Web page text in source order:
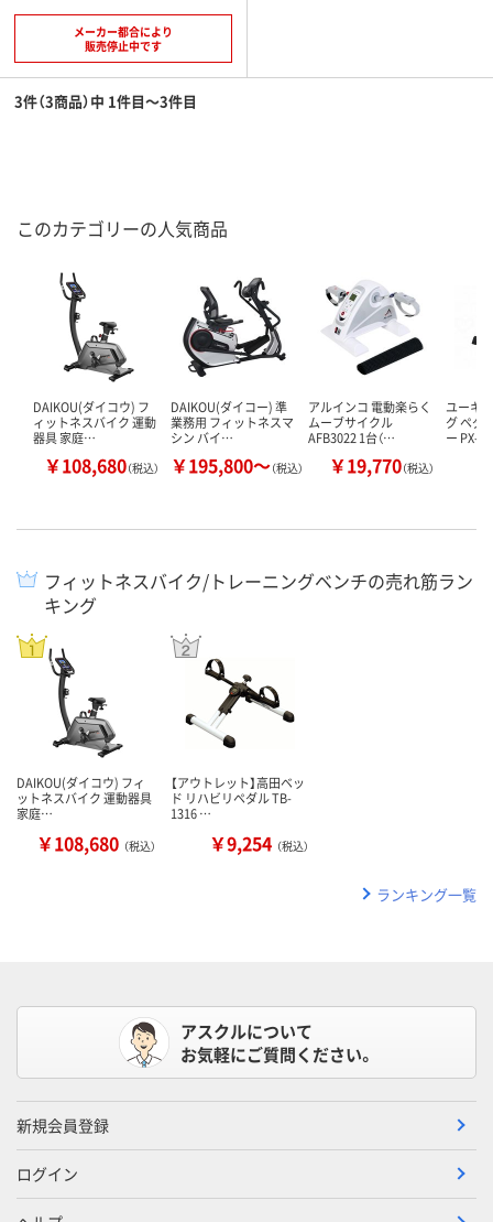
メーカー都合により
販売停止中です
3件（3商品）中 1件目～3件目
このカテゴリーの人気商品
DAIKOU(ダイコウ) フ
ィットネスバイク 運動
器具 家庭…
￥108,680（税込）
DAIKOU(ダイコー) 準
業務用 フィットネスマ
シン バイ…
￥195,800～（税込）
アルインコ 電動楽らく
ムーブサイクル
AFB3022 1台（…
￥19,770（税込）
ユーキ
グ ペダ
ー PX-
フィットネスバイク/トレーニングベンチの売れ筋ラン
キング
DAIKOU(ダイコウ) フィ
ットネスバイク 運動器具
家庭…
￥108,680 （税込）
【アウトレット】高田ベッ
ド リハビリペダル TB-
1316 …
￥9,254 （税込）
ランキング一覧
アスクルについて
お気軽にご質問ください。
新規会員登録
ログイン